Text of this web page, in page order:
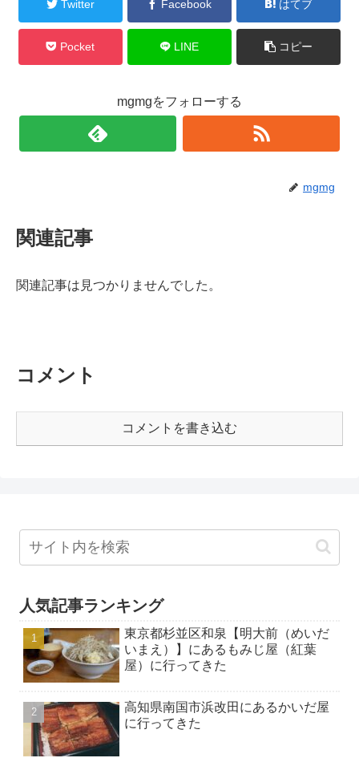
Twitter Facebook はてブ
Pocket LINE コピー
mgmgをフォローする
mgmg
関連記事
関連記事は見つかりませんでした。
コメント
コメントを書き込む
人気記事ランキング
東京都杉並区和泉【明大前（めいだ
いまえ）】にあるもみじ屋（紅葉
屋）に行ってきた
高知県南国市浜改田にあるかいだ屋
に行ってきた